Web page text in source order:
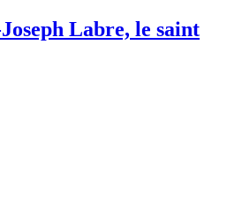
Labre, le saint